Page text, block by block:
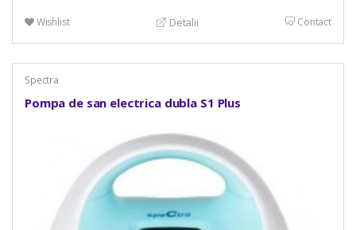
Wishlist Detalii Contact
Spectra
Pompa de san electrica dubla S1 Plus